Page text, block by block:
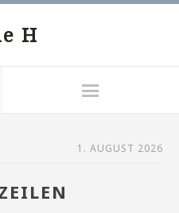
H
1. AUGUST 2026